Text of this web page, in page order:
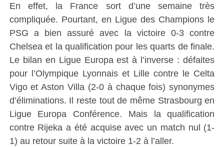
En effet, la France sort d’une semaine très
compliquée. Pourtant, en Ligue des Champions le
PSG a bien assuré avec la victoire 0-3 contre
Chelsea et la qualification pour les quarts de finale.
Le bilan en Ligue Europa est à l’inverse : défaites
pour l’Olympique Lyonnais et Lille contre le Celta
Vigo et Aston Villa (2-0 à chaque fois) synonymes
d’éliminations. Il reste tout de même Strasbourg en
Ligue Europa Conférence. Mais la qualification
contre Rijeka a été acquise avec un match nul (1-
1) au retour suite à la victoire 1-2 à l’aller.